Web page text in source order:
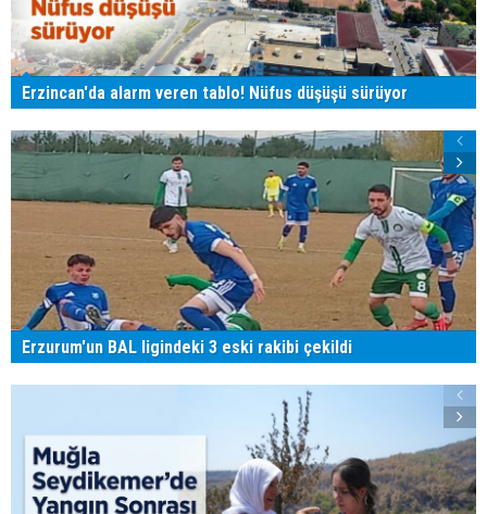
Erzincan'da alarm veren tablo! Nüfus düşüşü sürüyor
Erzurum'un BAL ligindeki 3 eski rakibi çekildi